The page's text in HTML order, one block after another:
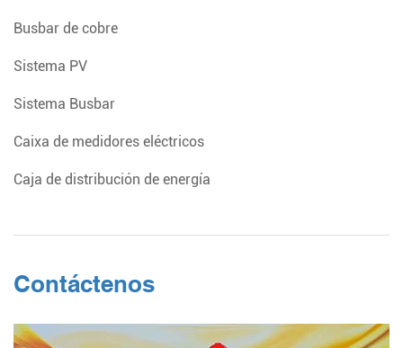
Busbar de cobre
Sistema PV
Sistema Busbar
Caixa de medidores eléctricos
Caja de distribución de energía
Contáctenos